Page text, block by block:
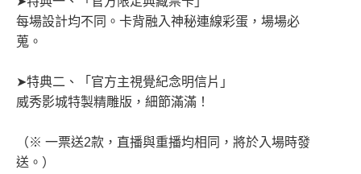
每場設計均不同。卡背融入神秘連線彩蛋，場場必
蒐。
➤特典二、「官方主視覺紀念明信片」
威秀影城特製精雕版，細節滿滿！
（※ 一票送2款，直播與重播均相同，將於入場時發
送。）